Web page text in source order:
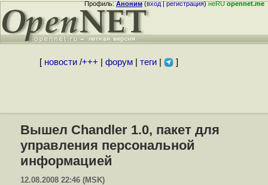
Профиль:Аноним(вход|регистрация)неRUopennet.me
[ новости/+++ форум| теги| ]
Вышел Chandler 1.0, пакет для
управления персональной
информацией
12.08.2008 22:46 (MSK)